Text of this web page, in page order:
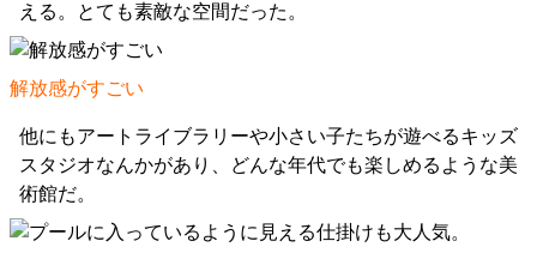
える。とても素敵な空間だった。
解放感がすごい
他にもアートライブラリーや小さい子たちが遊べるキッズ
スタジオなんかがあり、どんな年代でも楽しめるような美
術館だ。